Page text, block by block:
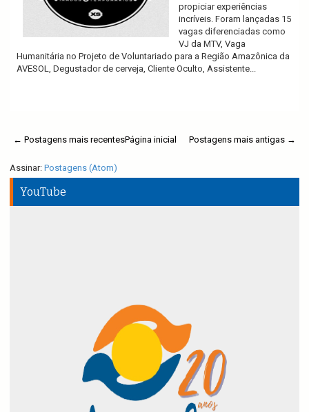
propiciar experiências
incríveis. Foram lançadas 15
vagas diferenciadas como
VJ da MTV, Vaga
Humanitária no Projeto de Voluntariado para a Região Amazônica da
AVESOL, Degustador de cerveja, Cliente Oculto, Assistente...
← Postagens mais recentes Postagens mais antigas →
Página inicial
Assinar: Postagens (Atom)
YouTube